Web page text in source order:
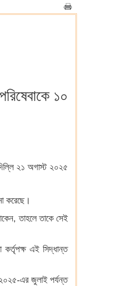
১০
২১ অগাস্ট ২০২৫
করেছে।
তাহলে তাকে সেই
কর্তৃপক্ষ এই সিদ্ধান্ত
এর জুলাই পর্যন্ত